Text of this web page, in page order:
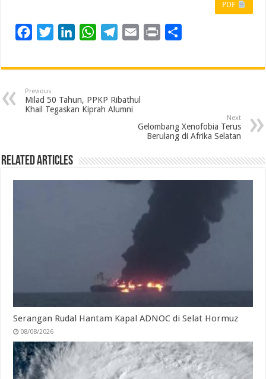
PDF
c
b
o
i
t
e
n
e
d
W
a
s
A
l
g
r
a
l
i
a
Previous
Milad 50 Tahun, PPKP Ribathul
Khail Tegaskan Kiprah Alumni
Next
Gelombang Xenofobia Terus
Berulang di Afrika Selatan
Related Articles
Serangan Rudal Hantam Kapal ADNOC di Selat Hormuz
08/08/2026